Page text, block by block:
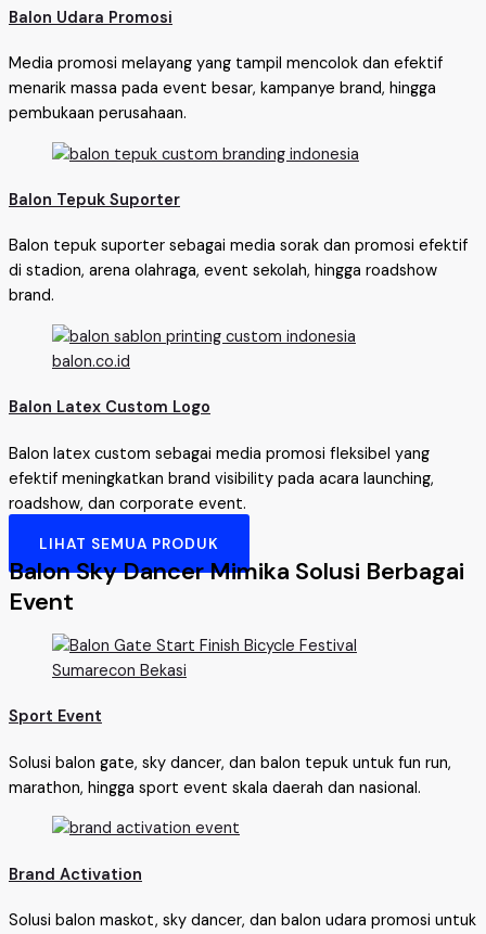
Balon Udara Promosi
Media promosi melayang yang tampil mencolok dan efektif
menarik massa pada event besar, kampanye brand, hingga
pembukaan perusahaan.
Balon Tepuk Suporter
Balon tepuk suporter sebagai media sorak dan promosi efektif
di stadion, arena olahraga, event sekolah, hingga roadshow
brand.
Balon Latex Custom Logo
Balon latex custom sebagai media promosi fleksibel yang
efektif meningkatkan brand visibility pada acara launching,
roadshow, dan corporate event.
LIHAT SEMUA PRODUK
Balon Sky Dancer Mimika Solusi Berbagai
Event
Sport Event
Solusi balon gate, sky dancer, dan balon tepuk untuk fun run,
marathon, hingga sport event skala daerah dan nasional.
Brand Activation
Solusi balon maskot, sky dancer, dan balon udara promosi untuk